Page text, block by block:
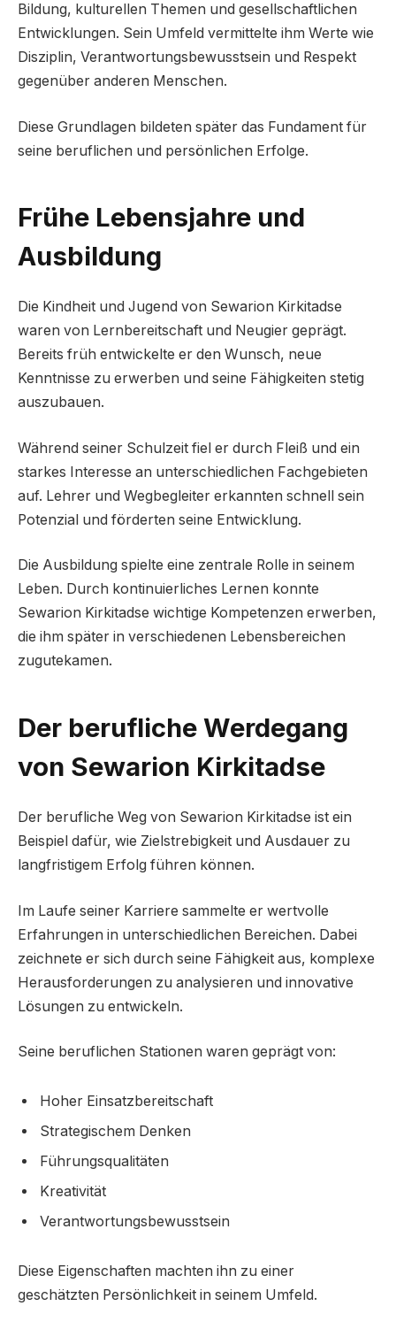
Bildung, kulturellen Themen und gesellschaftlichen
Entwicklungen. Sein Umfeld vermittelte ihm Werte wie
Disziplin, Verantwortungsbewusstsein und Respekt
gegenüber anderen Menschen.
Diese Grundlagen bildeten später das Fundament für
seine beruflichen und persönlichen Erfolge.
Frühe Lebensjahre und
Ausbildung
Die Kindheit und Jugend von Sewarion Kirkitadse
waren von Lernbereitschaft und Neugier geprägt.
Bereits früh entwickelte er den Wunsch, neue
Kenntnisse zu erwerben und seine Fähigkeiten stetig
auszubauen.
Während seiner Schulzeit fiel er durch Fleiß und ein
starkes Interesse an unterschiedlichen Fachgebieten
auf. Lehrer und Wegbegleiter erkannten schnell sein
Potenzial und förderten seine Entwicklung.
Die Ausbildung spielte eine zentrale Rolle in seinem
Leben. Durch kontinuierliches Lernen konnte
Sewarion Kirkitadse wichtige Kompetenzen erwerben,
die ihm später in verschiedenen Lebensbereichen
zugutekamen.
Der berufliche Werdegang
von Sewarion Kirkitadse
Der berufliche Weg von Sewarion Kirkitadse ist ein
Beispiel dafür, wie Zielstrebigkeit und Ausdauer zu
langfristigem Erfolg führen können.
Im Laufe seiner Karriere sammelte er wertvolle
Erfahrungen in unterschiedlichen Bereichen. Dabei
zeichnete er sich durch seine Fähigkeit aus, komplexe
Herausforderungen zu analysieren und innovative
Lösungen zu entwickeln.
Seine beruflichen Stationen waren geprägt von:
Hoher Einsatzbereitschaft
Strategischem Denken
Führungsqualitäten
Kreativität
Verantwortungsbewusstsein
Diese Eigenschaften machten ihn zu einer
geschätzten Persönlichkeit in seinem Umfeld.